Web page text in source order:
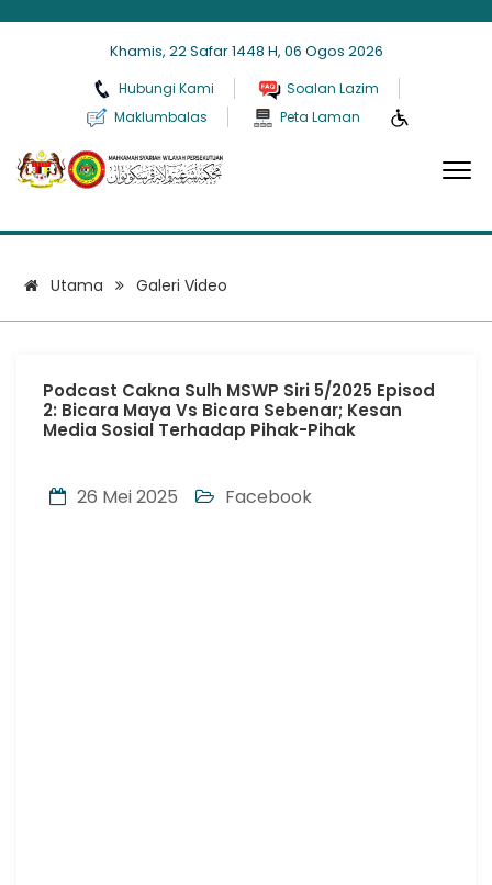
Khamis, 22 Safar 1448 H, 06 Ogos 2026
Hubungi Kami
Soalan Lazim
Maklumbalas
Peta Laman
Utama Galeri Video
Podcast Cakna Sulh MSWP Siri 5/2025 Episod
2: Bicara Maya Vs Bicara Sebenar; Kesan
Media Sosial Terhadap Pihak-Pihak
26 Mei 2025 Facebook